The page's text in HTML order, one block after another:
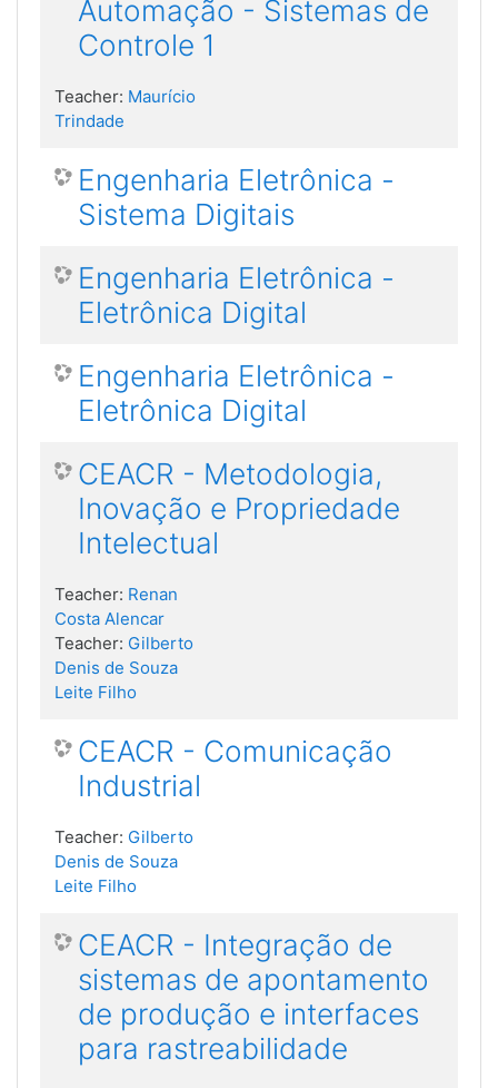
Automação - Sistemas de
Controle 1
Teacher: Maurício
Trindade
Engenharia Eletrônica -
Sistema Digitais
Engenharia Eletrônica -
Eletrônica Digital
Engenharia Eletrônica -
Eletrônica Digital
CEACR - Metodologia,
Inovação e Propriedade
Intelectual
Teacher: Renan
Costa Alencar
Teacher: Gilberto
Denis de Souza
Leite Filho
CEACR - Comunicação
Industrial
Teacher: Gilberto
Denis de Souza
Leite Filho
CEACR - Integração de
sistemas de apontamento
de produção e interfaces
para rastreabilidade